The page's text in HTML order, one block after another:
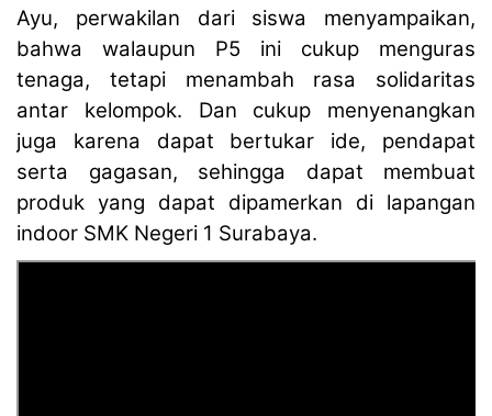
Ayu, perwakilan dari siswa menyampaikan,
bahwa walaupun P5 ini cukup menguras
tenaga, tetapi menambah rasa solidaritas
antar kelompok. Dan cukup menyenangkan
juga karena dapat bertukar ide, pendapat
serta gagasan, sehingga dapat membuat
produk yang dapat dipamerkan di lapangan
indoor SMK Negeri 1 Surabaya.